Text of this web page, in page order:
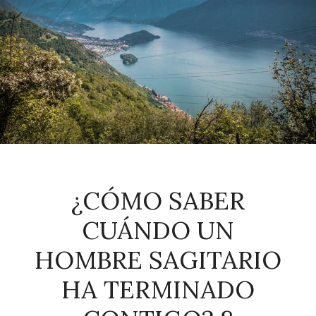
¿CÓMO SABER
CUÁNDO UN
HOMBRE SAGITARIO
HA TERMINADO